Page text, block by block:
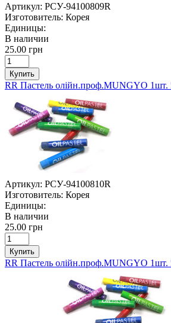
Артикул: РСУ-94100809R
Изготовитель: Корея
Единицы:
В наличии
25.00 грн
Купить
RR Пастель олійн.проф.MUNGYO
Артикул: РСУ-94100810R
Изготовитель: Корея
Единицы:
В наличии
25.00 грн
Купить
RR Пастель олійн.проф.MUNGYO